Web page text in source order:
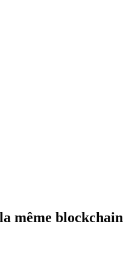
même blockchain